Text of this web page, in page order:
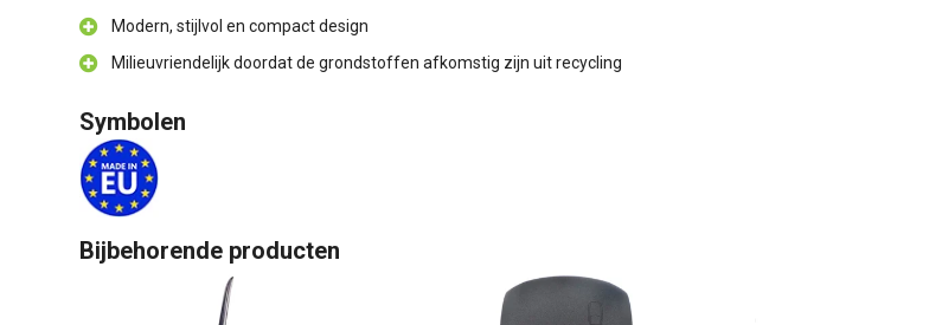
Modern, stijlvol en compact design
Milieuvriendelijk doordat de grondstoffen afkomstig zijn uit recycling
Symbolen
Bijbehorende producten